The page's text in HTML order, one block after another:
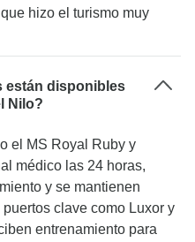
hizo el turismo muy
están disponibles
Nilo?
el MS Royal Ruby y
médico las 24 horas,
y se mantienen
clave como Luxor y
entrenamiento para